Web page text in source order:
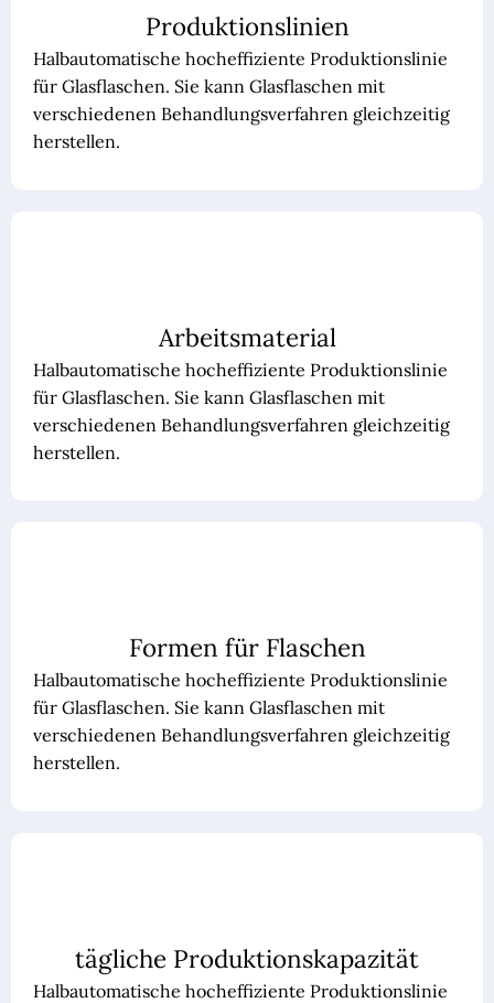
Produktionslinien
Halbautomatische hocheffiziente Produktionslinie
für Glasflaschen. Sie kann Glasflaschen mit
verschiedenen Behandlungsverfahren gleichzeitig
herstellen.
Arbeitsmaterial
Halbautomatische hocheffiziente Produktionslinie
für Glasflaschen. Sie kann Glasflaschen mit
verschiedenen Behandlungsverfahren gleichzeitig
herstellen.
Formen für Flaschen
Halbautomatische hocheffiziente Produktionslinie
für Glasflaschen. Sie kann Glasflaschen mit
verschiedenen Behandlungsverfahren gleichzeitig
herstellen.
tägliche Produktionskapazität
Halbautomatische hocheffiziente Produktionslinie